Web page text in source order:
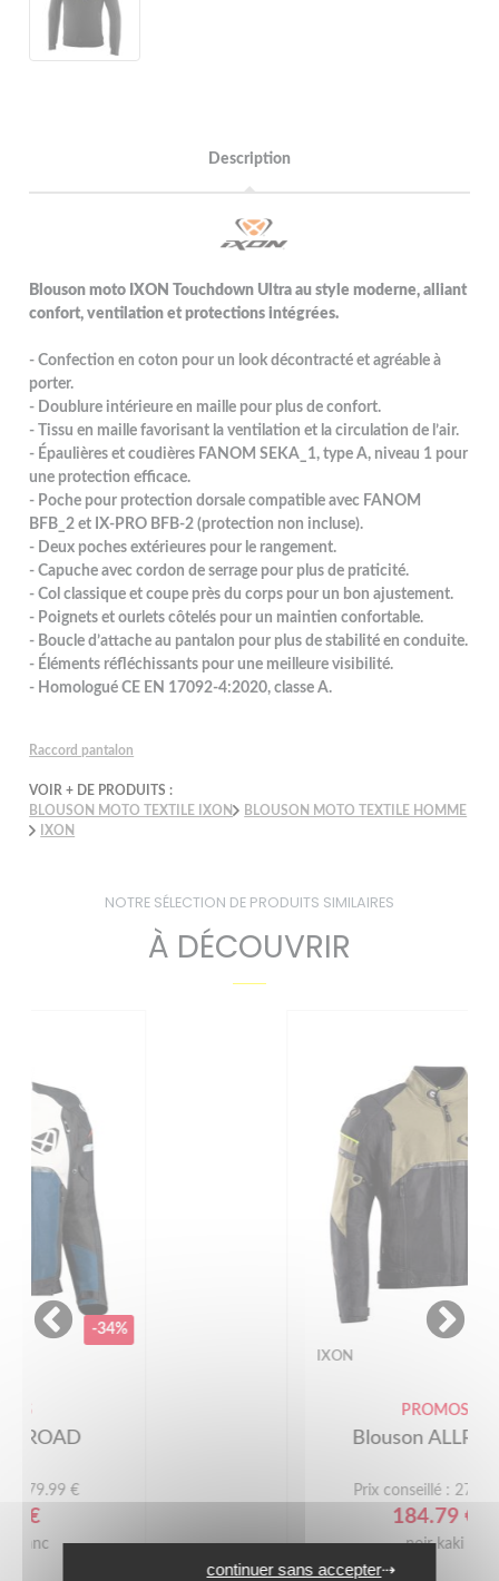
Description
Blouson moto IXON Touchdown Ultra au style moderne, alliant
confort, ventilation et protections intégrées.
- Confection en coton pour un look décontracté et agréable à
porter.
- Doublure intérieure en maille pour plus de confort.
- Tissu en maille favorisant la ventilation et la circulation de l’air.
- Épaulières et coudières FANOM SEKA_1, type A, niveau 1 pour
une protection efficace.
- Poche pour protection dorsale compatible avec FANOM
BFB_2 et IX-PRO BFB-2 (protection non incluse).
- Deux poches extérieures pour le rangement.
- Capuche avec cordon de serrage pour plus de praticité.
- Col classique et coupe près du corps pour un bon ajustement.
- Poignets et ourlets côtelés pour un maintien confortable.
- Boucle d’attache au pantalon pour plus de stabilité en conduite.
- Éléments réfléchissants pour une meilleure visibilité.
- Homologué CE EN 17092-4:2020, classe A.
Raccord pantalon
VOIR + DE PRODUITS :
BLOUSON MOTO TEXTILE IXON
BLOUSON MOTO TEXTILE HOMME
IXON
NOTRE SÉLECTION DE PRODUITS SIMILAIRES
À DÉCOUVRIR
noir kaki
continuer sans accepter